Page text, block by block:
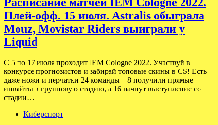
Расписание матчей IEM Cologne 2022.
Плей-офф. 15 июля. Astralis обыграла
Mouz, Movistar Riders выиграли у
Liquid
С 5 по 17 июля проходит IEM Cologne 2022. Участвуй в
конкурсе прогнозистов и забирай топовые скины в CS! Есть
даже ножи и перчатки 24 команды – 8 получили прямые
инвайты в групповую стадию, а 16 начнут выступление со
стадии…
Киберспорт